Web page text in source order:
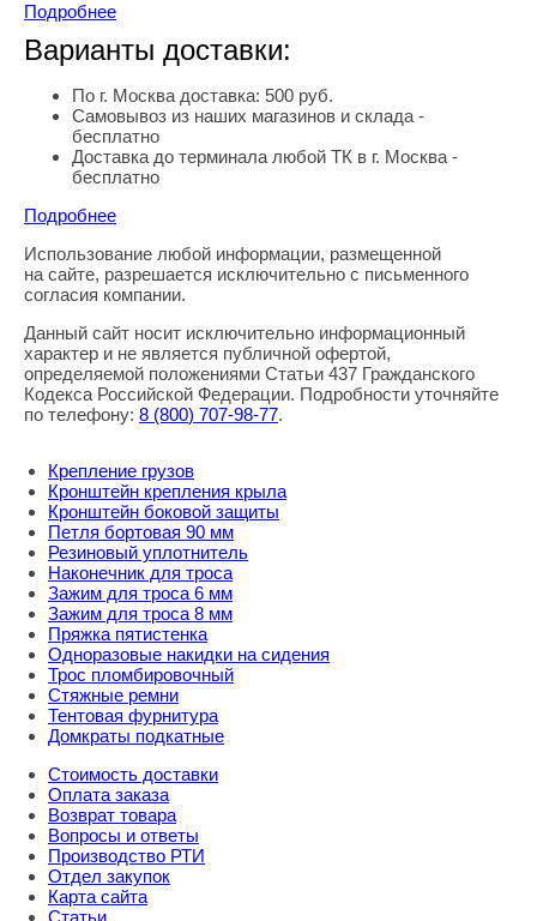
Подробнее
Варианты доставки:
По г. Москва доставка: 500 руб.
Самовывоз из наших магазинов и склада -
бесплатно
Доставка до терминала любой ТК в г. Москва -
бесплатно
Подробнее
Правовая информация
Использование любой информации, размещенной
на сайте, разрешается исключительно с письменного
согласия компании.
Данный сайт носит исключительно информационный
характер и не является публичной офертой,
определяемой положениями Статьи 437 Гражданского
Кодекса Российской Федерации. Подробности уточняйте
по телефону: 8 (800) 707-98-77.
Крепление грузов
Кронштейн крепления крыла
Кронштейн боковой защиты
Петля бортовая 90 мм
Резиновый уплотнитель
Наконечник для троса
Зажим для троса 6 мм
Зажим для троса 8 мм
Пряжка пятистенка
Одноразовые накидки на сидения
Трос пломбировочный
Стяжные ремни
Тентовая фурнитура
Домкраты подкатные
Стоимость доставки
Оплата заказа
Возврат товара
Вопросы и ответы
Производство РТИ
Отдел закупок
Карта сайта